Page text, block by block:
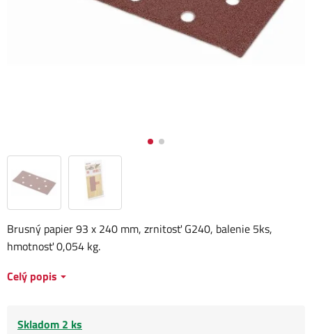
Brusný papier 93 x 240 mm, zrnitosť G240, balenie 5ks,
hmotnosť 0,054 kg.
Celý popis
Skladom 2 ks